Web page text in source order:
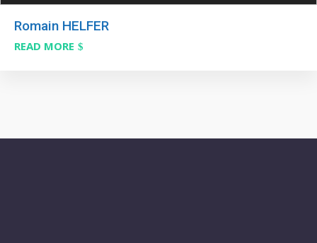
Romain HELFER
READ MORE